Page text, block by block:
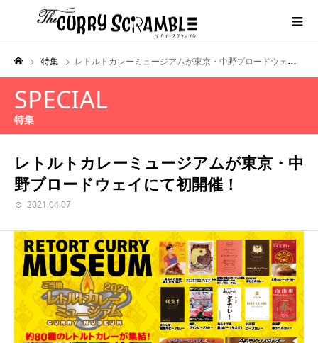
特集 レトルトカレーミュージアムが東京・中野ブロードウェイにて初開催！
SPECIAL
特集
レトルトカレーミュージアムが東京・中
野ブロードウェイにて初開催！
2021.04.07